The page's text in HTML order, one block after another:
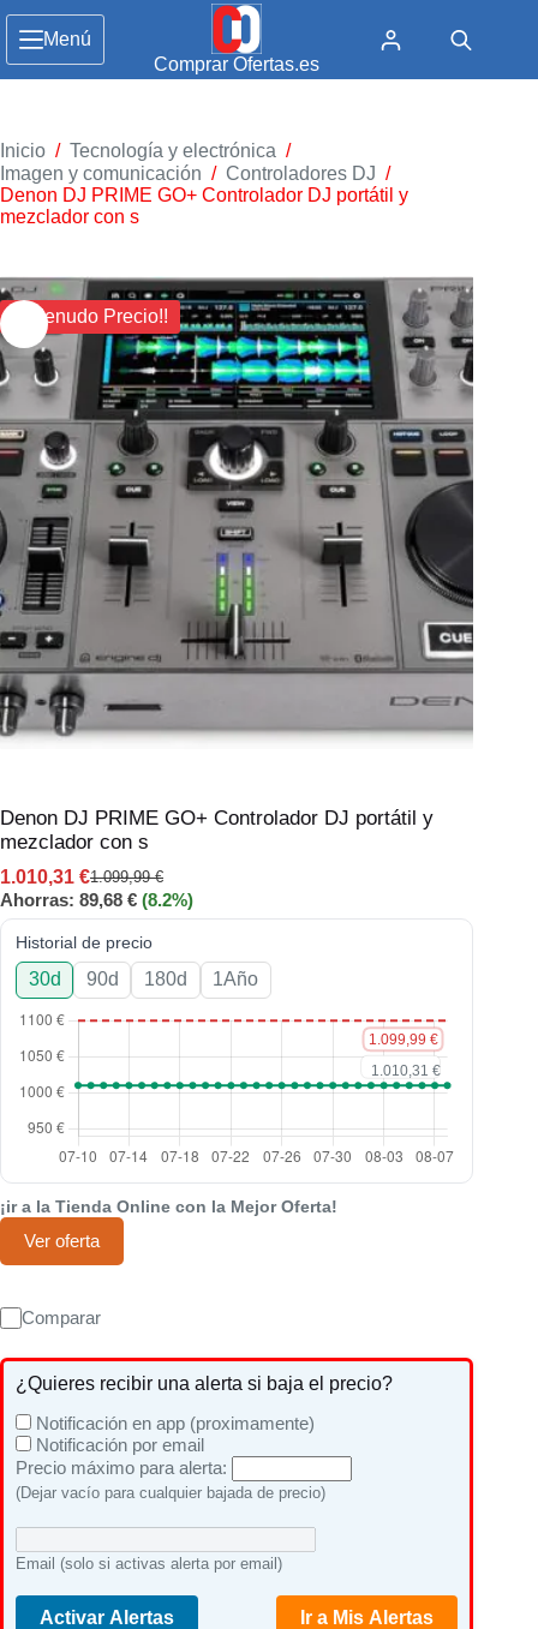
Menú
Comprar Ofertas.es
Inicio / Tecnología y electrónica /
Imagen y comunicación / Controladores DJ /
Denon DJ PRIME GO+ Controlador DJ portátil y
mezclador con s
¡¡ Menudo Precio!!
Denon DJ PRIME GO+ Controlador DJ portátil y
mezclador con s
1.099,99€
1.010,31 €
Ahorras: 89,68 € (8.2%)
Historial de precio
30d 90d 180d 1Año
¡ir a la Tienda Online con la Mejor Oferta!
Ver oferta
Comparar
¿Quieres recibir una alerta si baja el precio?
Notificación en app (proximamente)
Notificación por email
Precio máximo para alerta:
(Dejar vacío para cualquier bajada de precio)
Email (solo si activas alerta por email)
Activar Alertas Ir a Mis Alertas